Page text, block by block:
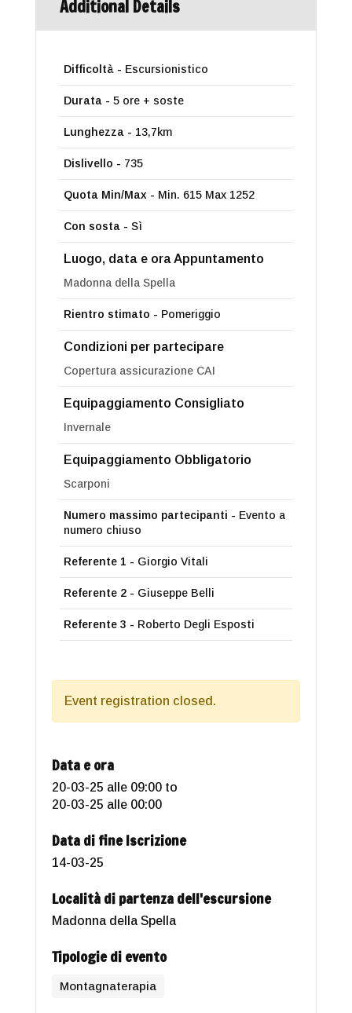
Additional Details
Difficoltà - Escursionistico
Durata - 5 ore + soste
Lunghezza - 13,7km
Dislivello - 735
Quota Min/Max - Min. 615 Max 1252
Con sosta - Sì
Luogo, data e ora Appuntamento
Madonna della Spella
Rientro stimato - Pomeriggio
Condizioni per partecipare
Copertura assicurazione CAI
Equipaggiamento Consigliato
Invernale
Equipaggiamento Obbligatorio
Scarponi
Numero massimo partecipanti - Evento a
numero chiuso
Referente 1 - Giorgio Vitali
Referente 2 - Giuseppe Belli
Referente 3 - Roberto Degli Esposti
Event registration closed.
Data e ora
20-03-25 alle 09:00 to
20-03-25 alle 00:00
Data di fine Iscrizione
14-03-25
Località di partenza dell'escursione
Madonna della Spella
Tipologie di evento
Montagnaterapia